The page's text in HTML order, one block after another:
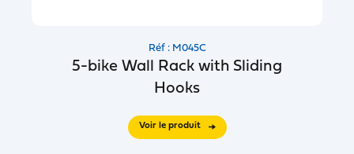
Réf : M045C
5-bike Wall Rack with Sliding
Hooks
Voir le produit